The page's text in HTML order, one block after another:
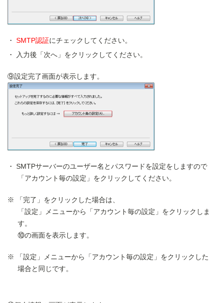
SMTP認証にチェックしてください。
入力後「次へ」をクリックしてください。
⑨設定完了画面が表示します。
SMTPサーバーのユーザー名とパスワードを設定をしますので
「アカウント毎の設定」をクリックしてください。
「完了」をクリックした場合は、
「設定」メニューから「アカウント毎の設定」をクリックしま
す。
⑩の画面を表示します。
「設定」メニューから「アカウント毎の設定」をクリックした
場合と同じです。